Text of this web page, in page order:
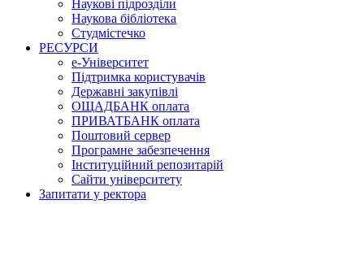
Наукові підрозділи
Наукова бібліотека
Студмістечко
РЕСУРСИ
е-Університет
Підтримка користувачів
Державні закупівлі
ОЩАДБАНК оплата
ПРИВАТБАНК оплата
Поштовий сервер
Програмне забезпечення
Інституційний репозитарій
Сайти університету
Запитати у ректора